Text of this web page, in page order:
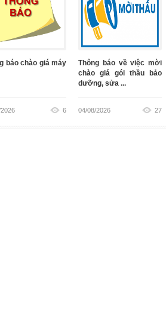
báo chào giá máy
6
Thông báo về việc mời
chào giá gói thầu bảo
dưỡng, sửa ...
04/08/2026 27